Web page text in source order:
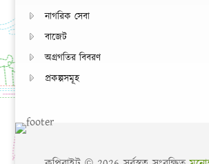
নাগরিক সেবা
বাজেট
অগ্রগতির বিবরণ
প্রকল্পসমূহ